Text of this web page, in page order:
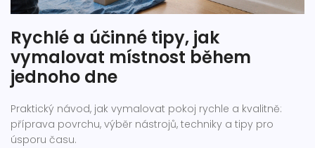
Rychlé a účinné tipy, jak
vymalovat místnost během
jednoho dne
Praktický návod, jak vymalovat pokoj rychle a kvalitně:
příprava povrchu, výběr nástrojů, techniky a tipy pro
úsporu času.